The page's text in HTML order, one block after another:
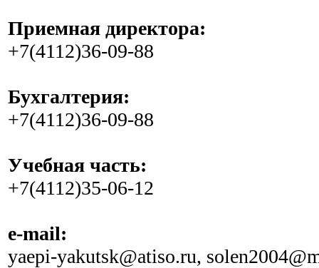
Приемная директора:
+7(4112)36-09-88
Бухгалтерия:
+7(4112)36-09-88
Учебная часть:
+7(4112)35-06-12
e-mail:
yaepi-yakutsk@atiso.ru,